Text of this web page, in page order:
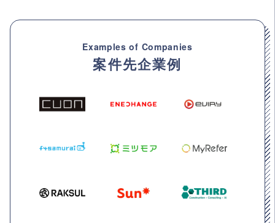
Examples of Companies
案件先企業例